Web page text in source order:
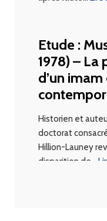
Etude :
1978) –
d’un
Historien et
doctorat
Hillion-Launey
disparition de